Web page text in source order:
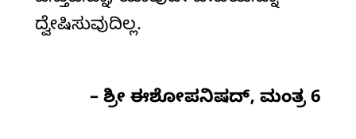
ದ್ವೇಷಿಸುವುದಿಲ್ಲ.
– ಶ್ರೀ ಈಶೋಪನಿಷದ್‌, ಮಂತ್ರ 6